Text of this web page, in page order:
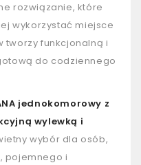
rozwiązanie, które
wykorzystać miejsce
tworzy funkcjonalną i
do codziennego
jednokomorowy z
wylewką i
wybór dla osób,
pojemnego i